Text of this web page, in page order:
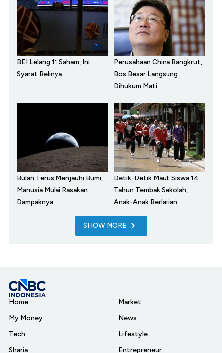
BEI Lelang 11 Saham, Ini
Syarat Belinya
Perusahaan China Bangkrut,
Bos Besar Langsung
Dihukum Mati
Bulan Terus Menjauhi Bumi,
Manusia Mulai Rasakan
Dampaknya
Detik-Detik Maut Siswa 14
Tahun Tembak Sekolah,
Anak-Anak Berlarian
SHOW MORE
Home
My Money
Tech
Sharia
Market
News
Lifestyle
Entrepreneur